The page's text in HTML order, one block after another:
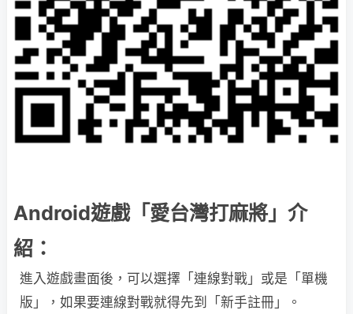
Android遊戲「愛台灣打麻將」介
紹：
進入遊戲畫面後，可以選擇「連線對戰」或是「單機
版」，如果要連線對戰就得先到「新手註冊」。